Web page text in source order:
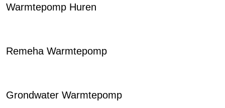
Warmtepomp Huren
Remeha Warmtepomp
Grondwater Warmtepomp